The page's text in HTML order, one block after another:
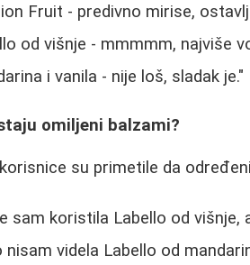
Fruit - predivno mirise,
od višnje - mmmmm, najviše
i vanila - nije loš, sladak je."
omiljeni balzami?
su primetile da
sam koristila Labello od višnje,
nisam videla Labello od